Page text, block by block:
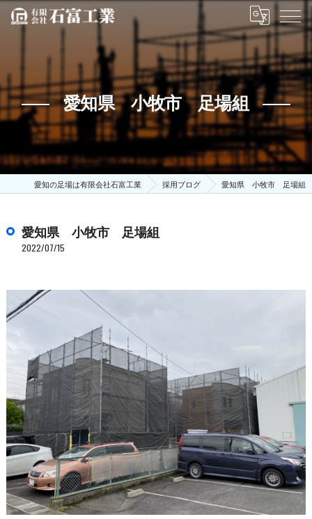
愛知県 小牧市 足場組
愛知の足場は有限会社石富工業 採用ブログ 愛知県 小牧市 足場組
愛知県 小牧市 足場組
2022/07/15